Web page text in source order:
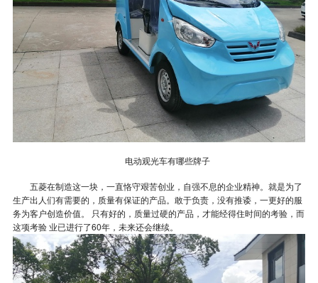
电动观光车有哪些牌子
五菱在制造这一块，一直恪守艰苦创业，自强不息的企业精神。就是为了
生产出人们有需要的，质量有保证的产品。敢于负责，没有推诿，一更好的服
务为客户创造价值。 只有好的，质量过硬的产品，才能经得住时间的考验，而
这项考验 业已进行了60年，未来还会继续。